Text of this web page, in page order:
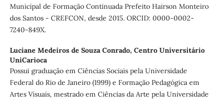
Municipal de Formação Continuada Prefeito Hairson Monteiro
dos Santos - CREFCON, desde 2015. ORCID: 0000-0002-
7240-849X.
Luciane Medeiros de Souza Conrado, Centro Universitário
UniCarioca
Possui graduação em Ciências Sociais pela Universidade
Federal do Rio de Janeiro (1999) e Formação Pedagógica em
Artes Visuais, mestrado em Ciências da Arte pela Universidade